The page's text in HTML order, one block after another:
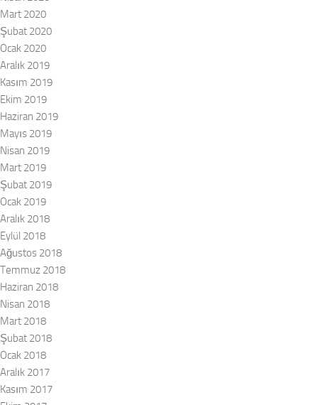
Mart 2020
Şubat 2020
Ocak 2020
Aralık 2019
Kasım 2019
Ekim 2019
Haziran 2019
Mayıs 2019
Nisan 2019
Mart 2019
Şubat 2019
Ocak 2019
Aralık 2018
Eylül 2018
Ağustos 2018
Temmuz 2018
Haziran 2018
Nisan 2018
Mart 2018
Şubat 2018
Ocak 2018
Aralık 2017
Kasım 2017